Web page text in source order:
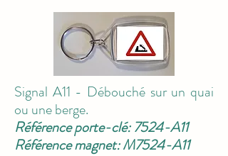
Signal A11 - Débouché sur un quai
ou une berge.
Référence porte-clé: 7524-A11
Référence magnet: M7524-A11